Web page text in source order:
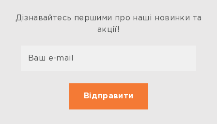
Дізнавайтесь першими про наші новинки та
акції!